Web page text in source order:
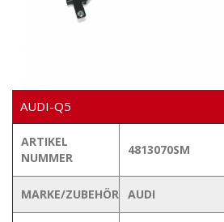
AUDI-Q5
ARTIKEL
NUMMER
4813070SM
MARKE/ZUBEHÖR AUDI